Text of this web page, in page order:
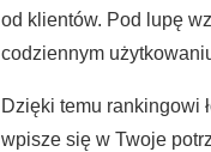
od klientów. Pod lupę
codziennym
Dzięki temu rankingowi
wpisze się w Twoje